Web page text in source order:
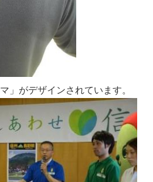
」がデザインされています。